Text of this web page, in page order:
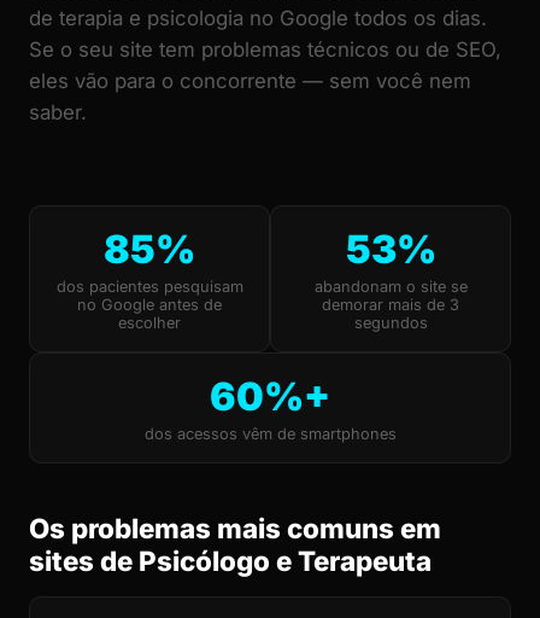
de terapia e psicologia no Google todos os dias.
Se o seu site tem problemas técnicos ou de SEO,
eles vão para o concorrente — sem você nem
saber.
85%
dos pacientes pesquisam
no Google antes de
escolher
53%
abandonam o site se
demorar mais de 3
segundos
60%+
dos acessos vêm de smartphones
Os problemas mais comuns em
sites de Psicólogo e Terapeuta